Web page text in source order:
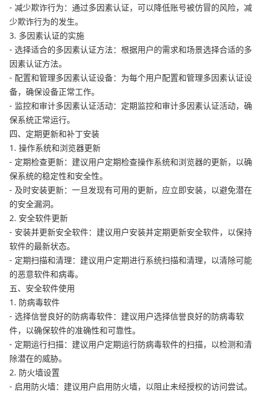
- 减少欺诈行为：通过多因素认证，可以降低账号被仿冒的风险，减
少欺诈行为的发生。
3. 多因素认证的实施
- 选择适合的多因素认证方法：根据用户的需求和场景选择合适的多
因素认证方法。
- 配置和管理多因素认证设备：为每个用户配置和管理多因素认证设
备，确保设备正常工作。
- 监控和审计多因素认证活动：定期监控和审计多因素认证活动，确
保系统正常运行。
四、定期更新和补丁安装
1. 操作系统和浏览器更新
- 定期检查更新：建议用户定期检查操作系统和浏览器的更新，以确
保系统的稳定性和安全性。
- 及时安装更新：一旦发现有可用的更新，应立即安装，以避免潜在
的安全漏洞。
2. 安全软件更新
- 安装并更新安全软件：建议用户安装并定期更新安全软件，以保持
软件的最新状态。
- 定期扫描和清理：建议用户定期进行系统扫描和清理，以清除可能
的恶意软件和病毒。
五、安全软件使用
1. 防病毒软件
- 选择信誉良好的防病毒软件：建议用户选择信誉良好的防病毒软
件，以确保软件的准确性和可靠性。
- 定期运行扫描：建议用户定期运行防病毒软件的扫描，以检测和清
除潜在的威胁。
2. 防火墙设置
- 启用防火墙：建议用户启用防火墙，以阻止未经授权的访问尝试。